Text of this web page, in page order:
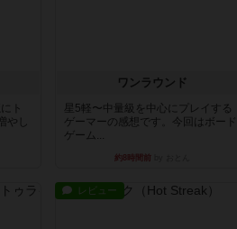
ト
し
ワンラウンド
星5軽〜中量級を中心にプレイする
ゲーマーの感想です。今回はボード
ゲーム...
約8時間前
レビュー